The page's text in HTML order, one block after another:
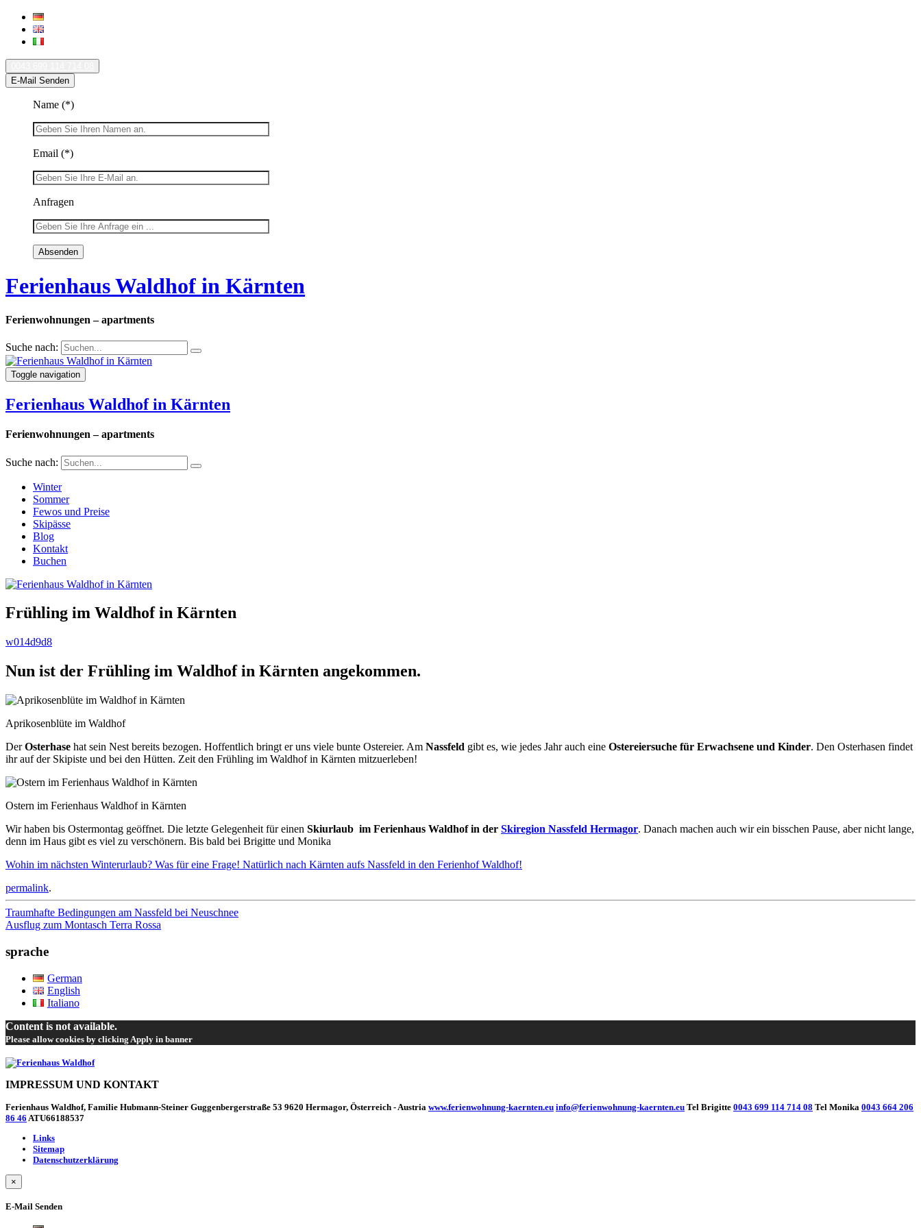
E-Mail Senden
Name (*)
Email (*)
Anfragen
Ferienhaus Waldhof in Kärnten
Ferienwohnungen – apartments
Suche nach:
Toggle navigation
Ferienhaus Waldhof in Kärnten
Ferienwohnungen – apartments
Suche nach:
Winter
Sommer
Fewos und Preise
Skipässe
Blog
Kontakt
Buchen
Frühling im Waldhof in Kärnten
w014d9d8
Nun ist der Frühling im Waldhof in Kärnten angekommen.
Aprikosenblüte im Waldhof
DerOsterhase hat sein Nest bereits bezogen. Hoffentlich bringt er uns viele bunte Ostereier. Am Nassfeld gibt es, wie jedes Jahr auch eine Ostereiersuche für Erwachsene und Kinder. Den Osterhasen findet
ihr auf der Skipiste und bei den Hütten. Zeit den Frühling im Waldhof in Kärnten mitzuerleben!
Ostern im Ferienhaus Waldhof in Kärnten
Wir haben bis Ostermontag geöffnet. Die letzte Gelegenheit für einen Skiurlaub im Ferienhaus Waldhof in der Skiregion Nassfeld Hermagor. Danach machen auch wir ein bisschen Pause, aber nicht lange,
denn im Haus gibt es viel zu verschönern. Bis bald bei Brigitte und Monika
Wohin im nächsten Winterurlaub? Was für eine Frage! Natürlich nach Kärnten aufs Nassfeld in den Ferienhof Waldhof!
permalink.
Beitrags-
Navigation
Traumhafte Bedingungen am Nassfeld bei Neuschnee
Ausflug zum Montasch Terra Rossa
sprache
German
English
Italiano
Content is not available.
Please allow cookies by clicking Apply in banner
IMPRESSUM UND KONTAKT
Ferienhaus Waldhof, Familie Hubmann-Steiner Guggenbergerstraße 53 9620 Hermagor, Österreich - Austria www.ferienwohnung-kaernten.eu info@ferienwohnung-kaernten.eu Tel Brigitte 0043 699 114 714 08 Tel Monika 0043 664 206
86 46 ATU66188537
Links
Sitemap
Datenschutzerklärung
×
E-Mail Senden